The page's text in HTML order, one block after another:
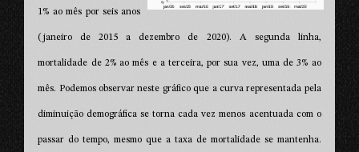
1% ao mês por seis anos
(janeiro de 2015 a dezembro de 2020). A segunda linha,
mortalidade de 2% ao mês e a terceira, por sua vez, uma de 3% ao
mês. Podemos observar neste gráfico que a curva representada pela
diminuição demográfica se torna cada vez menos acentuada com o
passar do tempo, mesmo que a taxa de mortalidade se mantenha.